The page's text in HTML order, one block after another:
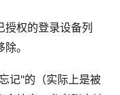
权的登录设备列
。
记"的（实际上是被